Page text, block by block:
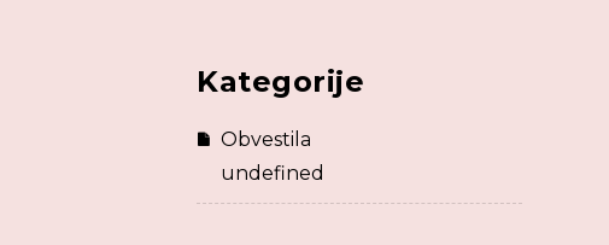
Kategorije
Obvestila
undefined